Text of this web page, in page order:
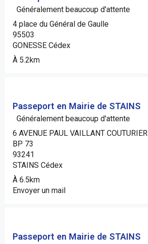
Généralement beaucoup d'attente
4 place du Général de Gaulle
95503
GONESSE Cédex
À 5.2km
Passeport en Mairie de STAINS
Généralement beaucoup d'attente
6 AVENUE PAUL VAILLANT COUTURIER
BP 73
93241
STAINS Cédex
À 6.5km
Envoyer un mail
Passeport en Mairie de STAINS